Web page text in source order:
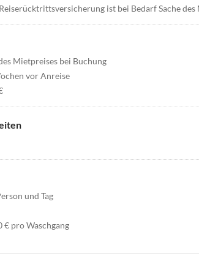
ist bei Bedarf Sache des
Mietpreises bei Buchung
vor Anreise
und Tag
€ pro Waschgang